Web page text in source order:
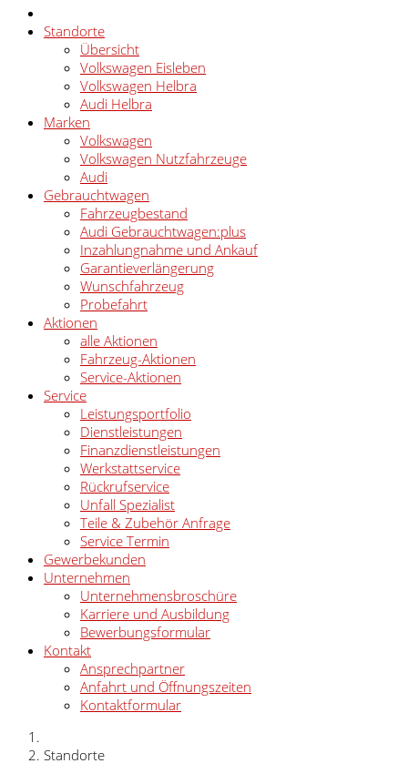
Standorte
Übersicht
Volkswagen Eisleben
Volkswagen Helbra
Audi Helbra
Marken
Volkswagen
Volkswagen Nutzfahrzeuge
Audi
Gebrauchtwagen
Fahrzeugbestand
Audi Gebrauchtwagen:plus
Inzahlungnahme und Ankauf
Garantieverlängerung
Wunschfahrzeug
Probefahrt
Aktionen
alle Aktionen
Fahrzeug-Aktionen
Service-Aktionen
Service
Leistungsportfolio
Dienstleistungen
Finanzdienstleistungen
Werkstattservice
Rückrufservice
Unfall Spezialist
Teile & Zubehör Anfrage
Service Termin
Gewerbekunden
Unternehmen
Unternehmensbroschüre
Karriere und Ausbildung
Bewerbungsformular
Kontakt
Ansprechpartner
Anfahrt und Öffnungszeiten
Kontaktformular
Standorte